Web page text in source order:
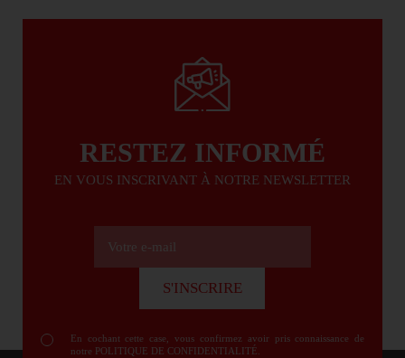
RESTEZ INFORMÉ
EN VOUS INSCRIVANT À NOTRE NEWSLETTER
Votre e-mail
S'INSCRIRE
S'INSCRIRE
En cochant cette case, vous confirmez avoir pris connaissance de
notre POLITIQUE DE CONFIDENTIALITÉ